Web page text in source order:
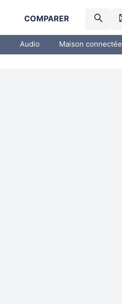
COMPARER
Audio Maison connectée